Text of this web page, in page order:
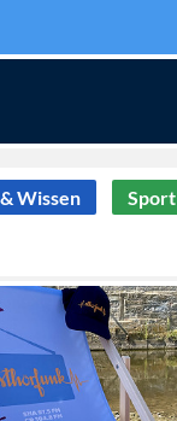
Wissen Sport